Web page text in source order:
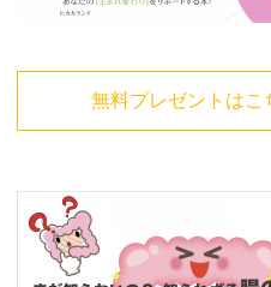
無料プレゼントはこ